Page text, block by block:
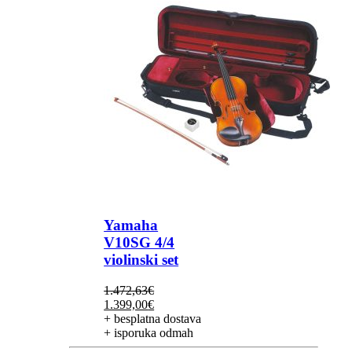
Yamaha
V10SG 4/4
violinski set
1.472,63€
Izvorna
cijena
bila
je:
1.399,00€Trenutna
cijena
je:
1.399,00€.
+ besplatna dostava
+ isporuka odmah